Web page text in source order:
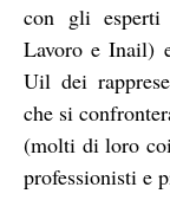
con gli esperti
Lavoro e Inail)
Uil dei
che si
(molti di loro
professionisti e